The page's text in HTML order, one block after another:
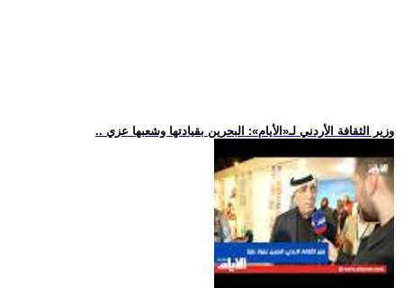
.. وزير الثقافة الأردني لـ«الأيام»: البحرين بقيادتها وشعبها عزي